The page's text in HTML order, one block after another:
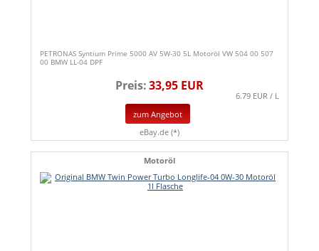
PETRONAS Syntium Prime 5000 AV 5W-30 5L Motoröl VW 504 00 507
00 BMW LL-04 DPF
Preis:33,95 EUR
6.79 EUR / L
zum Angebot
eBay.de (*)
Motoröl